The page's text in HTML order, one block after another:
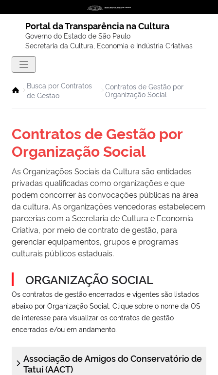
Portal da Transparência na Cultura
Governo do Estado de São Paulo
Secretaria da Cultura, Economia e Indústria Criativas
Busca por Contratos
de Gestao
Contratos de Gestão por
Organização Social
Contratos de Gestão por
Organização Social
As Organizações Sociais da Cultura são entidades
privadas qualificadas como organizações e que
podem concorrer às convocações públicas na área
da cultura. As organizações vencedoras estabelecem
parcerias com a Secretaria de Cultura e Economia
Criativa, por meio de contrato de gestão, para
gerenciar equipamentos, grupos e programas
culturais públicos estaduais.
ORGANIZAÇÃO SOCIAL
Os contratos de gestão encerrados e vigentes são listados
abaixo por Organização Social. Clique sobre o nome da OS
de interesse para visualizar os contratos de gestão
encerrados e/ou em andamento.
Associação de Amigos do Conservatório de
Tatuí (AACT)